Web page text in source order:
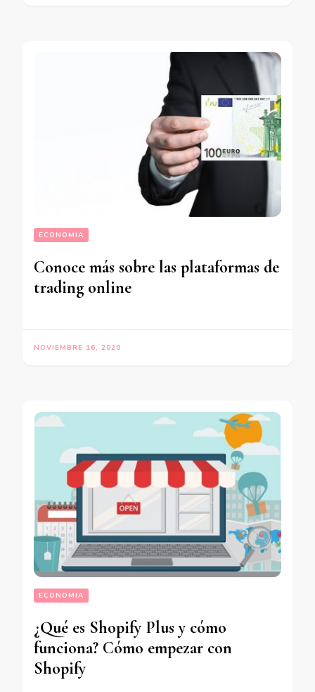
ECONOMIA
Conoce más sobre las plataformas de
trading online
NOVIEMBRE 16, 2020
ECONOMIA
¿Qué es Shopify Plus y cómo
funciona? Cómo empezar con
Shopify